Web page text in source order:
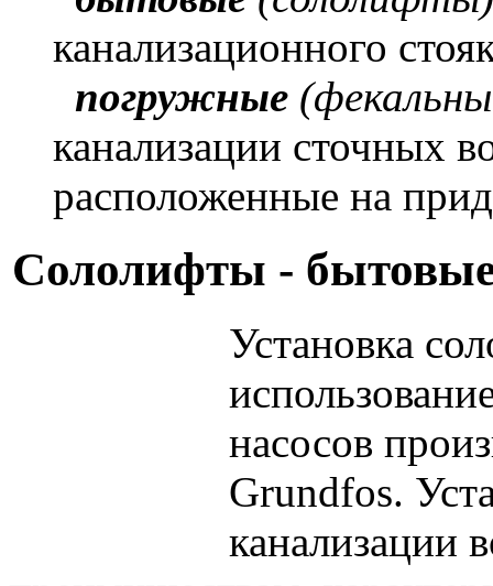
канализационного
погружные
канализации сточных
расположенные на
Сололифты -
Установка
насосов
Grundfos.
канализации